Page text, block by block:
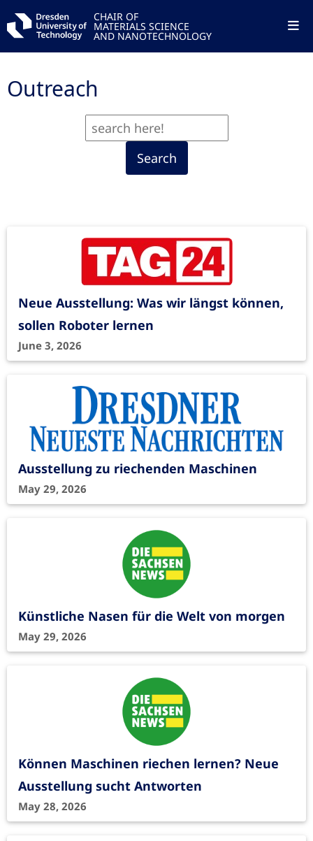
CHAIR OF
MATERIALS SCIENCE
AND NANOTECHNOLOGY
Outreach
Search
Neue Ausstellung: Was wir längst können,
sollen Roboter lernen
June 3, 2026
Ausstellung zu riechenden Maschinen
May 29, 2026
Künstliche Nasen für die Welt von morgen
May 29, 2026
Können Maschinen riechen lernen? Neue
Ausstellung sucht Antworten
May 28, 2026